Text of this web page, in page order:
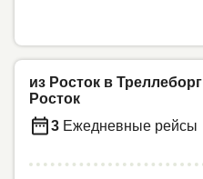
из Росток в Треллеборг
Росток
3 Ежедневные рейсы